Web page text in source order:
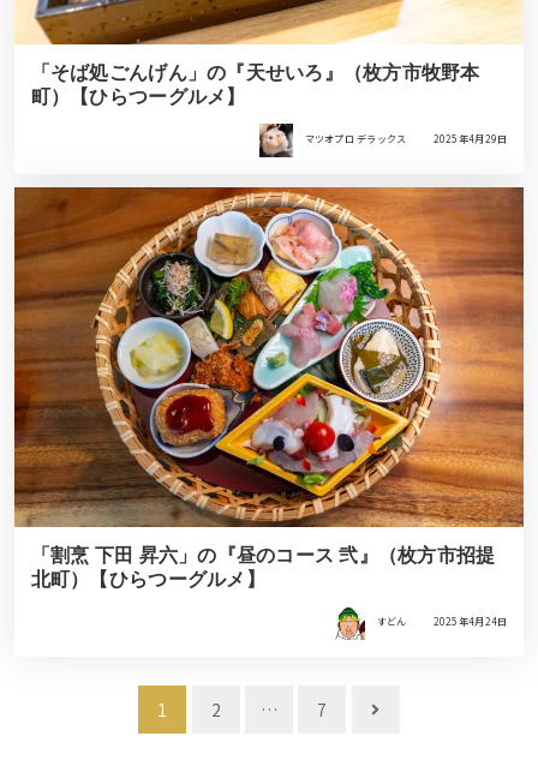
「そば処ごんげん」の『天せいろ』（枚方市牧野本
町）【ひらつーグルメ】
マツオプロ デラックス 2025年4月29日
「割烹 下田 昇六」の『昼のコース 弐』（枚方市招提
北町）【ひらつーグルメ】
すどん 2025年4月24日
1 2 … 7